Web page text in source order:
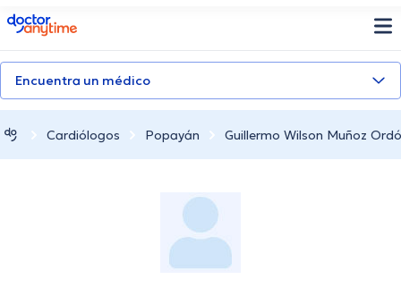
doctoranytime
Encuentra un médico
Cardiólogos Popayán Guillermo Wilson Muñoz